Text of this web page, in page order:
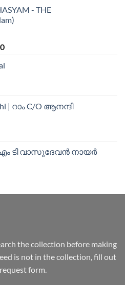
- THE
| റാം C/O ആനന്ദി
എം ടി വാസുദേവന്‍ നായര്‍
the collection before making
is not in the collection, fill out
form.